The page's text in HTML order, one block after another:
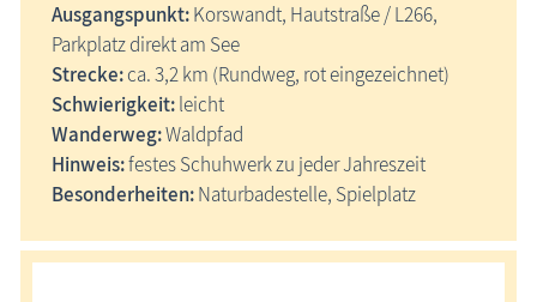
Elde-Spaziergang
Seen u. Warnow bei Sternberg Wanderung
Rundwanderweg um den Wolgastsee
Themenwege
Besondere Hochzeitsorte
Liebesschlösser
Ausgangspunkt:Korswandt, Hautstraße / L266,
Parkplatz direkt am See
Strecke:ca. 3,2 km (Rundweg, rot eingezeichnet)
Schwierigkeit:leicht
Wanderweg:Waldpfad
Hinweis:festes Schuhwerk zu jeder Jahreszeit
Besonderheiten:Naturbadestelle, Spielplatz